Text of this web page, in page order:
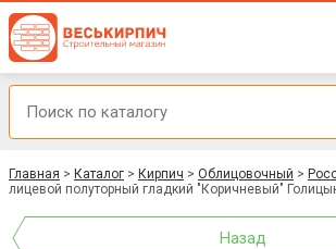
Главная > Каталог > Кирпич > Облицовочный >
лицевой полуторный гладкий "Коричневый"
Назад